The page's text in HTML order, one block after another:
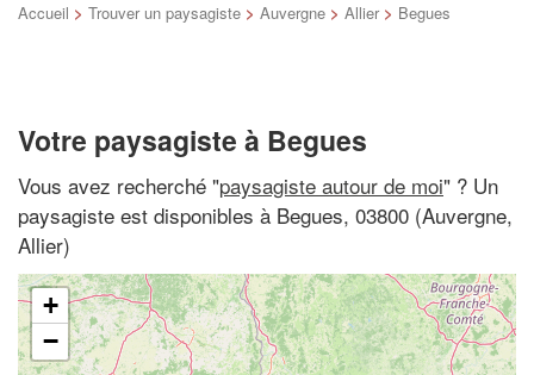
Accueil > Trouver un paysagiste > Auvergne > Allier > Begues
Votre paysagiste à Begues
Vous avez recherché "paysagiste autour de moi" ? Un
paysagiste est disponibles à Begues, 03800 (Auvergne,
Allier)
+
−